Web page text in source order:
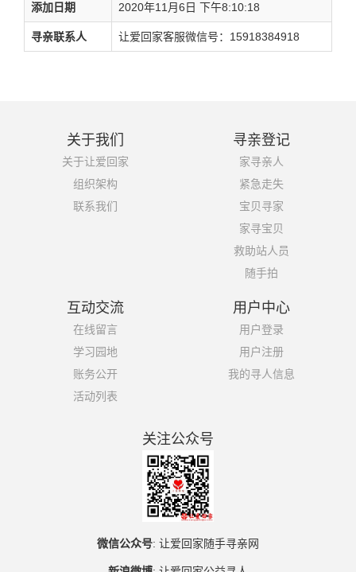
添加日期 2020年11月6日 下午8:10:18
寻亲联系人 让爱回家客服微信号：15918384918
关于我们
关于让爱回家
组织架构
联系我们
寻亲登记
家寻亲人
紧急走失
宝贝寻家
家寻宝贝
救助站人员
随手拍
互动交流
在线留言
学习园地
账务公开
活动列表
用户中心
用户登录
用户注册
我的寻人信息
关注公众号
微信公众号: 让爱回家随手寻亲网